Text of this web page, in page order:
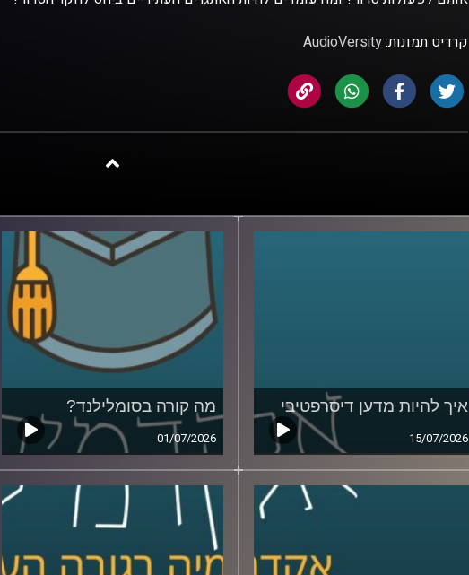
קרדיט תמונות:AudioVersity
איך להיות מדען דיסרפטיבי
15/07/2026
מה קורה בסומלילנד?
01/07/2026